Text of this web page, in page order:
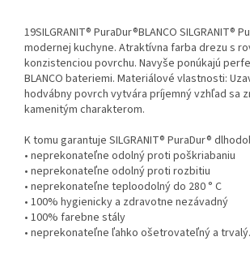
19SILGRANIT® PuraDur®BLANCO SILGRANIT®
modernej kuchyne. Atraktívna farba drezu s
konzistenciou povrchu. Navyše ponúkajú
BLANCO bateriemi. Materiálové vlastnosti:
hodvábny povrch vytvára príjemný vzhľad sa
kamenitým charakterom.
K tomu garantuje SILGRANIT® PuraDur®
• neprekonateľne odolný proti poškriabaniu
• neprekonateľne odolný proti rozbitiu
• neprekonateľne teploodolný do 280 ° C
• 100% hygienicky a zdravotne nezávadný
• 100% farebne stály
• neprekonateľne ľahko ošetrovateľný a trvalý.